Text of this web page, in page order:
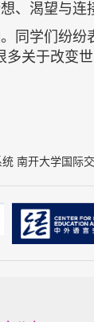
、渴望与
同学们纷
关于改变
南开大学国际